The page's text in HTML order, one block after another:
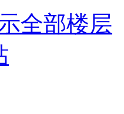
全部楼层